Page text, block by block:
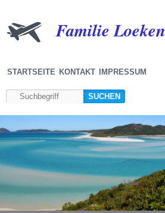
Familie Loeken
STARTSEITE KONTAKT IMPRESSUM